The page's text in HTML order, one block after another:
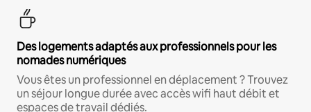
Des logements adaptés aux professionnels pour les
nomades numériques
Vous êtes un professionnel en déplacement ? Trouvez
un séjour longue durée avec accès wifi haut débit et
espaces de travail dédiés.